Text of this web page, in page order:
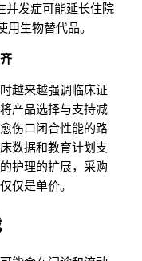
并发症可能延长住院
生物替代品。
越来越强调临床证
产品选择与支持减
伤口闭合性能的路
数据和教育计划支
护理的扩展，采购
仅是单价。